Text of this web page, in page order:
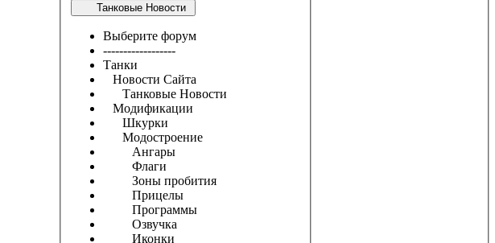
Танковые Новости
Выберите форум
------------------
Танки
Новости Сайта
Танковые Новости
Модификации
Шкурки
Модостроение
Ангары
Флаги
Зоны пробития
Прицелы
Программы
Озвучка
Иконки